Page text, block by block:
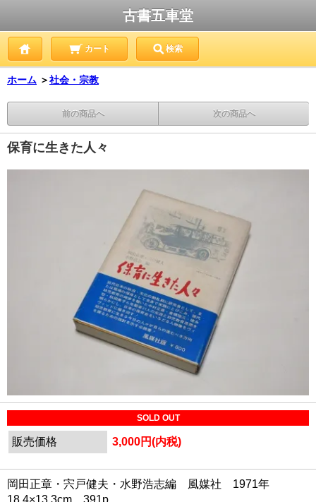
古書五車堂
カート 検索
ホーム ＞社会・宗教
前の商品へ 次の商品へ
保育に生きた人々
SOLD OUT
販売価格 3,000円(内税)
岡田正章・宍戸健夫・水野浩志編 風媒社 1971年
18.4×13.3cm 391p